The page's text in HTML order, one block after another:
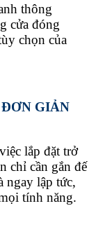
thông
cửa đóng
chọn của
GIẢN
lắp đặt trở
chỉ cần gắn đế
ngay lập tức,
tính năng.